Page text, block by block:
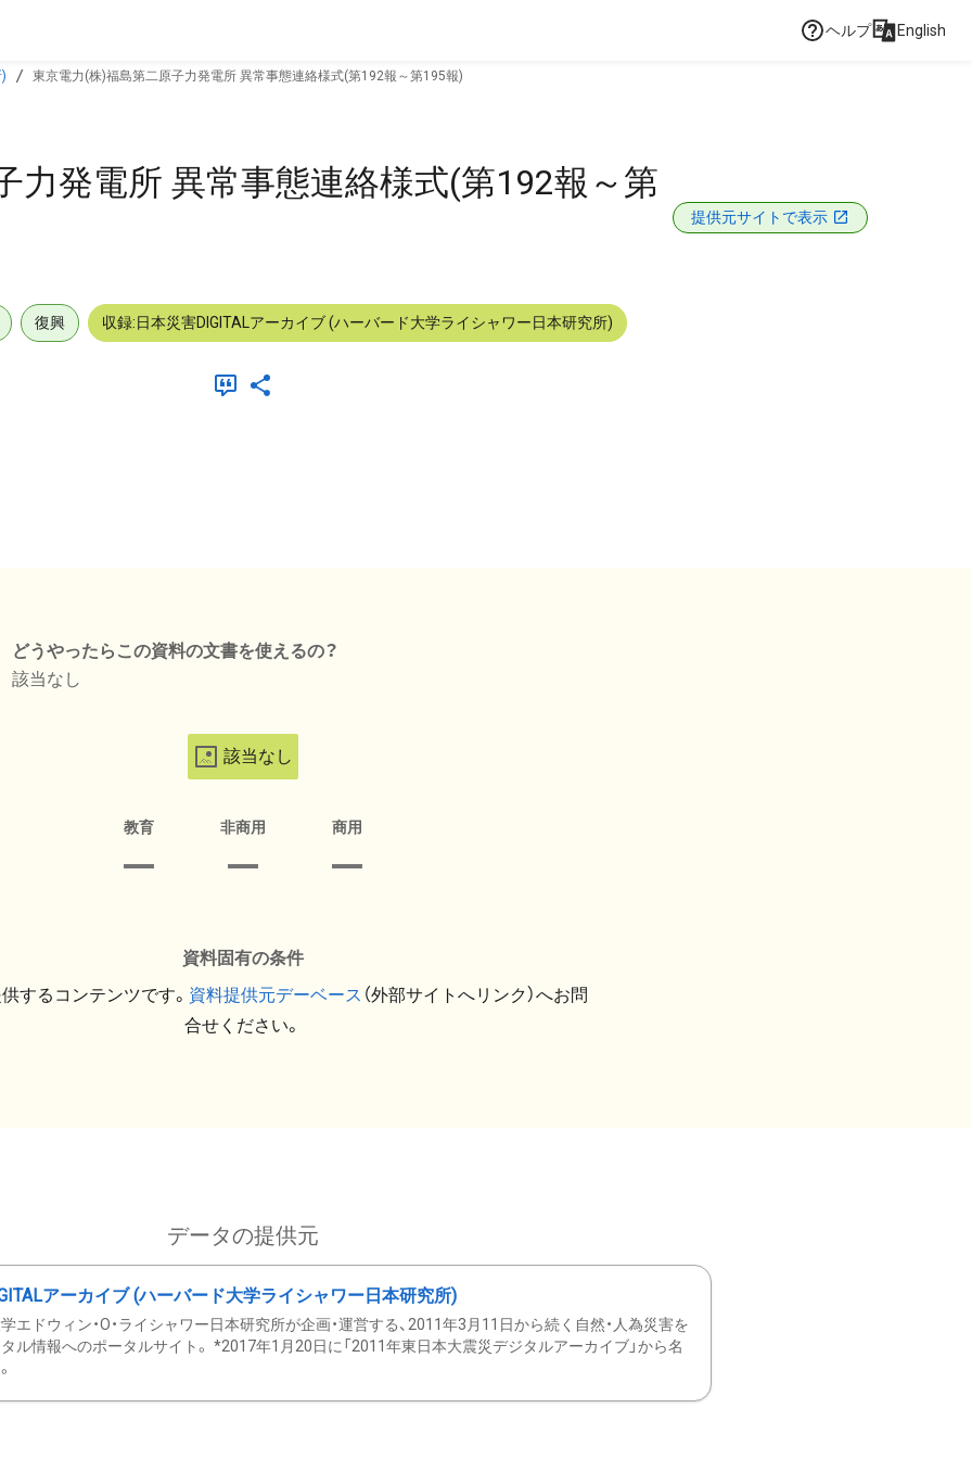
ヘルプ English
東京電力(株)福島第二原子力発電所 異常事態連絡様式(第192報～第195報)
力発電所 異常事態連絡様式(第192報～第
提供元サイトで表示
復興 収録:日本災害DIGITALアーカイブ (ハーバード大学ライシャワー日本研究所)
どうやったらこの資料の文書を使えるの？
該当なし
該当なし
教育 非商用 商用
資料固有の条件
するコンテンツです。 資料提供元デーベース （外部サイトへリンク）へお問
合せください。
データの提供元
アーカイブ (ハーバード大学ライシャワー日本研究所)
エドウィン・O・ライシャワー日本研究所が企画・運営する、2011年3月11日から続く自然・人為災害を
ル情報へのポータルサイト。 *2017年1月20日に「2011年東日本大震災デジタルアーカイブ」から名